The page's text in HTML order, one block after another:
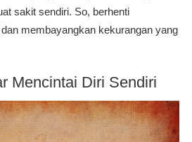
sakit sendiri. So, berhenti
membayangkan kekurangan yang
Mencintai Diri Sendiri